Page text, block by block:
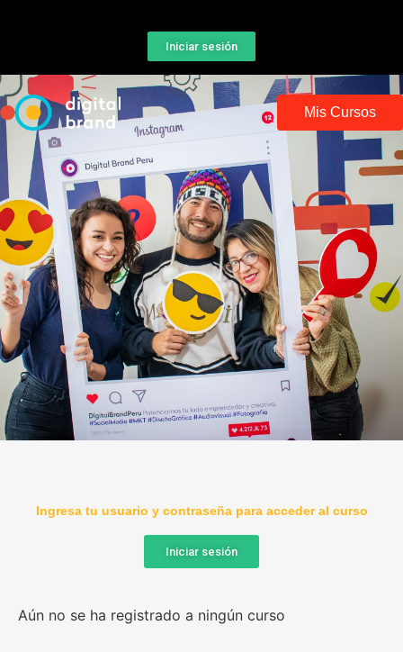
Iniciar sesión
Mis Cursos
Talleres
Mejora tus habilidades creativas con
excelentes cursos
Ingresa tu usuario y contraseña para acceder al curso
Iniciar sesión
Aún no se ha registrado a ningún curso